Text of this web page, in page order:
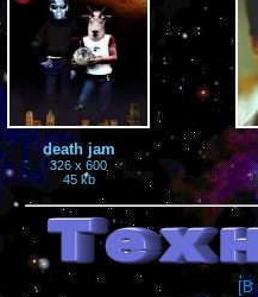
death jam
326 x 600
45 kb
[В